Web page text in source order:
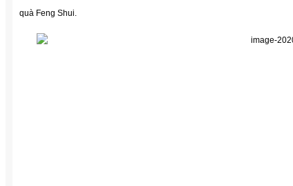
quà Feng Shui.